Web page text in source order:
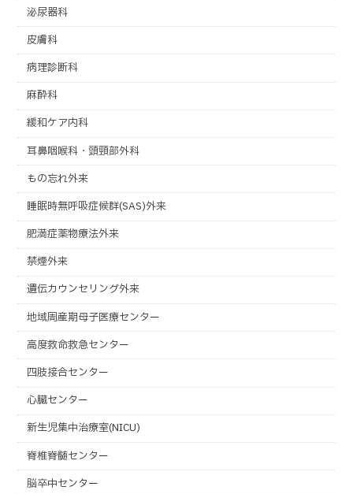
泌尿器科
皮膚科
病理診断科
麻酔科
緩和ケア内科
耳鼻咽喉科・頭頸部外科
もの忘れ外来
睡眠時無呼吸症候群(SAS)外来
肥満症薬物療法外来
禁煙外来
遺伝カウンセリング外来
地域周産期母子医療センター
高度救命救急センター
四肢接合センター
心臓センター
新生児集中治療室(NICU)
脊椎脊髄センター
脳卒中センター